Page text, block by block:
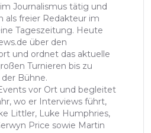
Journalismus tätig und
als freier Redakteur im
Tageszeitung. Heute
über den
und ordnet das aktuelle
Turnieren bis zu
Bühne.
vor Ort und begleitet
wo er Interviews führt,
Littler, Luke Humphries,
Price sowie Martin